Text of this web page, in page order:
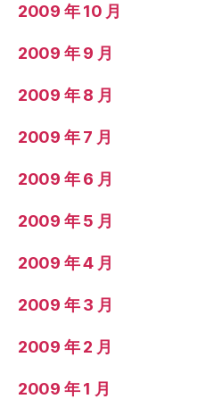
2009 年 10 月
2009 年 9 月
2009 年 8 月
2009 年 7 月
2009 年 6 月
2009 年 5 月
2009 年 4 月
2009 年 3 月
2009 年 2 月
2009 年 1 月